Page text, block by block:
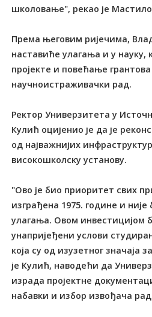
школовање", рекао је
Према његовим ријечима,
наставиће улагања и у науку,
пројекте и повећање грантова
научноистраживачки рад.
Ректор Универзитета у
Кулић оцијенио је да је
од најважнијих
високошколску установу.
"Ово је био приоритет свих
изграђена 1975. године и није
улагања. Овом инвестицијом
унапријеђени услови
која су од изузетног значаја
је Кулић, наводећи да
израда пројектне
набавки и избор извођача